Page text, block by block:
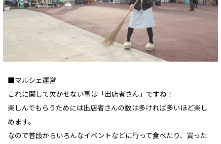
■マルシェ運営
これに関して欠かせない事は「出店者さん」ですね！
楽しんでもらうためには出店者さんの数は多ければ多いほど楽し
めます。
なので普段からいろんなイベントなどに行って食べたり、買った